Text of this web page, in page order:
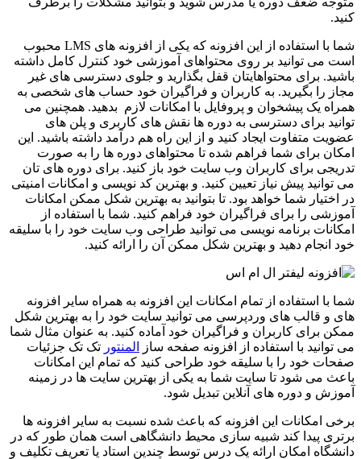
کنید.
شما با استفاده از این افزونه که یکی از افزونه های LMS محبوب
است می توانید بر روی محتواهای آموزشی خود کنترل کامل داشته
باشید. برای محتواهایتان قفل بگذارید و جلوی دسترسی های غیر
مجاز را بگیرید. به کاربران و فراگیران خود حساب‌ های شخصی به
همراه یک پیشخوان و پروفایل با امکانات لازم بدهید. همچنین می
توانید برای دسترسی به دوره ‌ها نقش‌ های کاربری و پلن‌ های
عضویت متفاوت ایجاد کنید و از این راه هم درآمد داشته باشید. این
امکان برای شما فراهم شده تا محتواهای دوره‌ ها را به صورت
تدریجی برای کاربران وب سایت خود باز کنید. برای دوره‌ های تان
می توانید پیش ‌نیاز تعیین کنید. و بهترین کد نویسی و امکانات امنیتی
در اختیار شما خواهد بود. تا بتوانید به بهترین شکل ممکن امکانات
آموزشی را برای فراگیران خود فراهم کنید. شما با استفاده از
امکانات برنامه نویسی می توانید طراحی وب سایت خود را با سلیقه
خود انجام دهید و بهترین شکل ممکن آن را ارائه کنید.
شما با استفاده از تمام امکانات این افزونه به همراه سایر افزونه
های و قالب های وردپرسی می توانید سایت خود را به بهترین شکل
ممکن برای کاربران و فراگیران خود آماده کنید. به عنوان مثال شما
می توانید با استفاده از افزونه صفحه ساز
المنتور تک تک جزئیات
صفحات خود را با سلیقه خود طراحی کنید که تمام این امکانات
باعث می شود تا سایت شما به یکی از بهترین سایت ها در زمینه
آموزش و دوره های آنلاین تبدیل شود.
برخی امکانات این افزونه که باعث شده نسبت به سایر افزونه ها
برتری پیدا کند شبیه سازی محیط دانشگاهی است همان طور که در
دانشگاه امکان ارائه یک درس توسط چندین استاد یا تعریف تکلیف و